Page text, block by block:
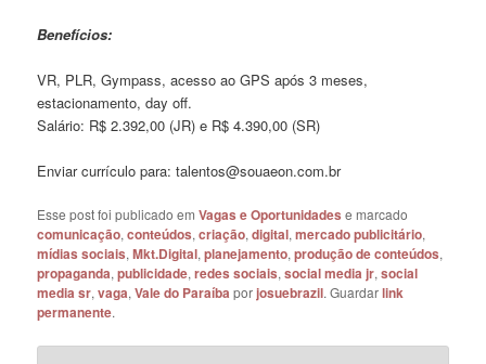
Benefícios:
VR, PLR, Gympass, acesso ao GPS após 3 meses,
estacionamento, day off.
Salário: R$ 2.392,00 (JR) e R$ 4.390,00 (SR)
Enviar currículo para: talentos@souaeon.com.br
Esse post foi publicado emVagas e Oportunidades e marcado
comunicação,conteúdos,criação,digital,mercado publicitário,
mídias sociais,Mkt.Digital,planejamento,produção de conteúdos,
propaganda,publicidade,redes sociais,social media jr,social
media sr,vaga,Vale do Paraíba porjosuebrazil. Guardarlink
permanente.